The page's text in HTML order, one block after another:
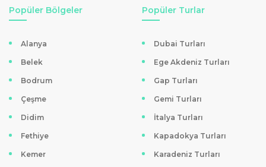
Popüler Bölgeler
Alanya
Belek
Bodrum
Çeşme
Didim
Fethiye
Kemer
Popüler Turlar
Dubai Turları
Ege Akdeniz Turları
Gap Turları
Gemi Turları
İtalya Turları
Kapadokya Turları
Karadeniz Turları